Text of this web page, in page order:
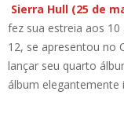
Sierra Hull (25 de
fez sua estreia aos
12, se apresentou no
lançar seu quarto
álbum elegantemente